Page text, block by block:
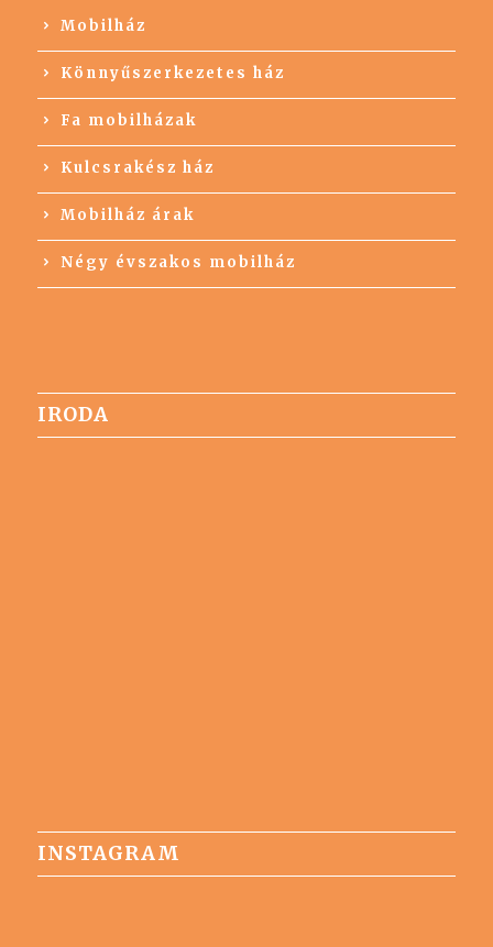
Mobilház
Könnyűszerkezetes ház
Fa mobilházak
Kulcsrakész ház
Mobilház árak
Négy évszakos mobilház
IRODA
INSTAGRAM